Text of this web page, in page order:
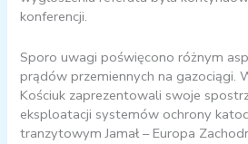
konferencji.
Sporo uwagi poświęcono różnym
prądów przemiennych na gazociągi.
Kościuk zaprezentowali swoje
eksploatacji systemów ochrony
tranzytowym Jamał – Europa